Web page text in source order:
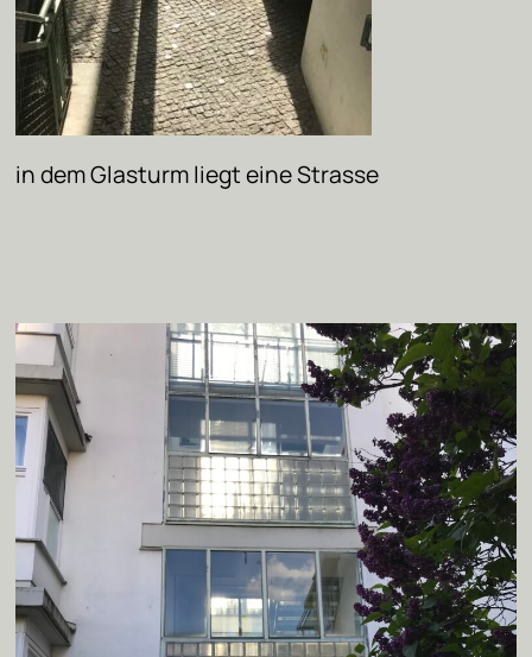
in dem Glasturm liegt eine Strasse